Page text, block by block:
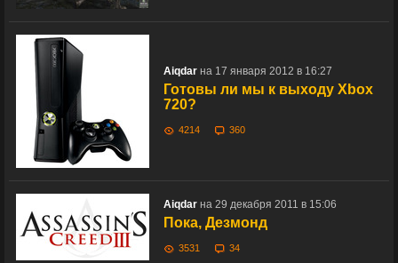
Aiqdar на 17 января 2012 в 16:27
Готовы ли мы к выходу Xbox
720?
4214 360
Aiqdar на 29 декабря 2011 в 15:06
Пока, Дезмонд
3531 34